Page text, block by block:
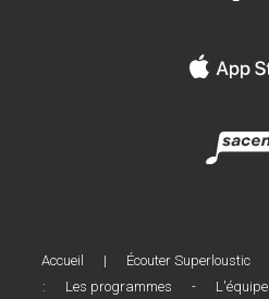
Accueil | Écouter Superloustic
:
Les programmes - L'équipe